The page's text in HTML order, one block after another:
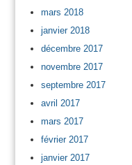
mars 2018
janvier 2018
décembre 2017
novembre 2017
septembre 2017
avril 2017
mars 2017
février 2017
janvier 2017